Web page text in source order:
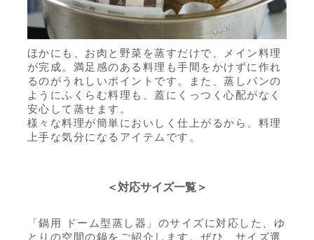
ほかにも、お肉と野菜を蒸すだけで、メイン料理
が完成。満足感のある料理も手間をかけずに作れ
るのがうれしいポイントです。また、蒸しパンの
ようにふくらむ料理も、蓋にくっつく心配がなく
安心して蒸せます。
様々な料理が簡単においしく仕上がるから、料理
上手な気分になるアイテムです。
＜対応サイズ一覧＞
「鍋用 ドーム型蒸し器」のサイズに対応した、ゆ
とりの空間の鍋をご紹介します。ぜひ、サイズ選